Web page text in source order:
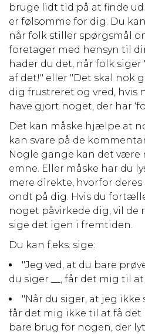
bruge lidt tid på at finde
er følsomme for dig. Du
når folk stiller spørgsmål
foretager med hensyn til
hader du det, når folk
af det!" eller "Det skal nok
dig frustreret og vred, hvis
have gjort noget, der har
Det kan måske hjælpe at
kan svare på de
Nogle gange kan det være
emne. Eller måske har du
mere direkte, hvorfor
ondt på dig. Hvis du
noget påvirkede dig, vil de
sige det igen i fremtiden.
Du kan f.eks. sige:
"Jeg ved, at du bare
du siger __, får det mig til at
"Når du siger, at jeg ikke
får det mig ikke til at få det
bare brug for nogen, der